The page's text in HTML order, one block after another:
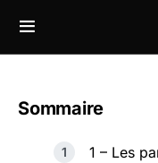
Sommaire
1 – Les